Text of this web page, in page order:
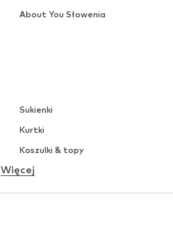
Sukienki
Kurtki
Koszulki & topy
Bielizna
Bluzki & koszule
Więcej
About You Słowenia